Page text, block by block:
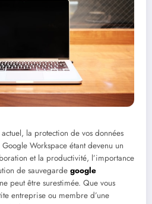
la protection de vos données
Workspace étant devenu un
et la productivité, l’importance
de sauvegarde google
ne peut être surestimée. Que vous
entreprise ou membre d’une